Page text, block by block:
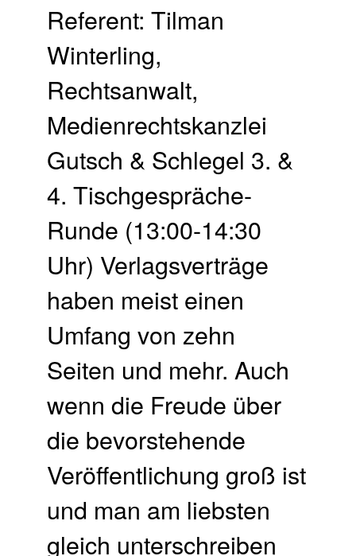
Referent: Tilman
Winterling,
Rechtsanwalt,
Medienrechtskanzlei
Gutsch & Schlegel 3. &
4. Tischgespräche-
Runde (13:00-14:30
Uhr) Verlagsverträge
haben meist einen
Umfang von zehn
Seiten und mehr. Auch
wenn die Freude über
die bevorstehende
Veröffentlichung groß ist
und man am liebsten
gleich unterschreiben